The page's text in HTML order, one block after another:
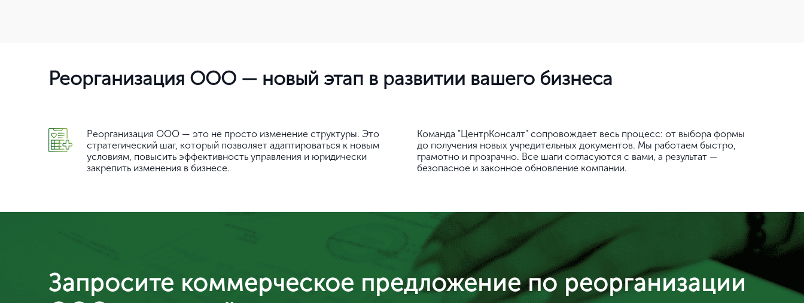
Реорганизация ООО — новый этап в развитии вашего бизнеса
Реорганизация ООО — это не просто изменение структуры. Это
стратегический шаг, который позволяет адаптироваться к новым
условиям, повысить эффективность управления и юридически
закрепить изменения в бизнесе.
Команда "ЦентрКонсалт" сопровождает весь процесс: от выбора формы
до получения новых учредительных документов. Мы работаем быстро,
грамотно и прозрачно. Все шаги согласуются с вами, а результат —
безопасное и законное обновление компании.
Запросите коммерческое предложение по реорганизации